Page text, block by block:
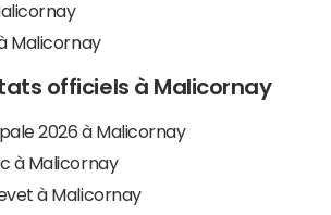
Malicornay
officiels à Malicornay
2026 à Malicornay
à Malicornay
à Malicornay